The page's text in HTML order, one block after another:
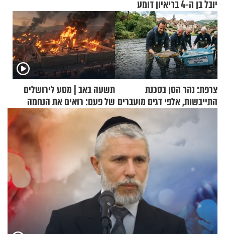
יובל בן ה-4 בריאיון דומע
צרפת: נהר הסן בסכנת
התייבשות, אלפי דגים מועברים
תשעה באב | מסע לירושלים
של פעם: רואים את הנחמה